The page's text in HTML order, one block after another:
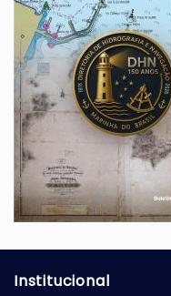
Institucional